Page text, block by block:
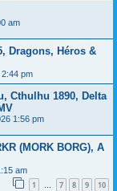
am
Dragons, Héros &
2:44 pm
Cthulhu 1890, Delta
1:56 pm
(MORK BORG), A
am
1 … 7 8 9 10